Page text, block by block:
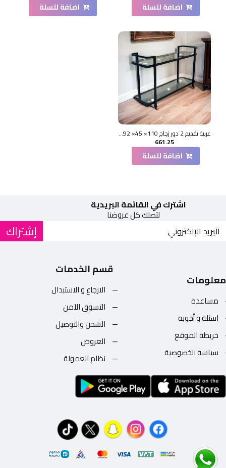
اضافة للسلة اضافة للسلة
عربية تقديم 2 دور زجاج 110× 45× 92سم
661.25
اضافة للسلة
اشترك في القائمة البريدية
لتصلك كل عروضنا
إشتراك
معلومات
مساعدة
اسئلة و أجوبة
خريطة الموقع
سياسة الخصوصية
قسم الخدمات
الارجاع و الاستبدال
التسوق الآمن
الشحن والتوصيل
العروض
نظام العمولة